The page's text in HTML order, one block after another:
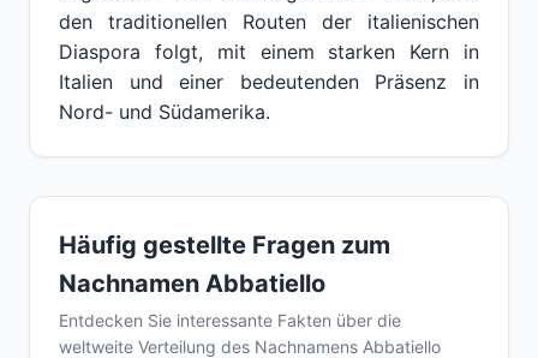
den traditionellen Routen der italienischen
Diaspora folgt, mit einem starken Kern in
Italien und einer bedeutenden Präsenz in
Nord- und Südamerika.
Häufig gestellte Fragen zum
Nachnamen Abbatiello
Entdecken Sie interessante Fakten über die
weltweite Verteilung des Nachnamens Abbatiello